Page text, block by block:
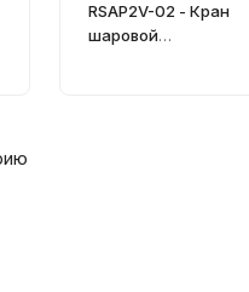
RSAP2V-02 - Кран
шаровой